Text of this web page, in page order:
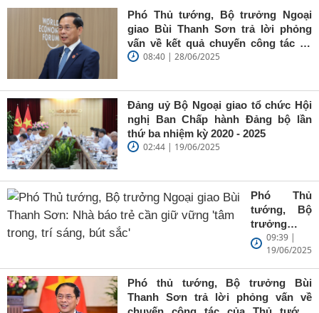
Phó Thủ tướng, Bộ trưởng Ngoại
giao Bùi Thanh Sơn trả lời phỏng
vấn về kết quả chuyến công tác tại
Trung Quốc của Thủ tướng Chính
08:40 | 28/06/2025
Đảng uỷ Bộ Ngoại giao tổ chức Hội
nghị Ban Chấp hành Đảng bộ lần
thứ ba nhiệm kỳ 2020 - 2025
02:44 | 19/06/2025
Phó Thủ
tướng, Bộ
trưởng
Ngoại giao
Bùi Thanh
Sơn: Nhà
báo trẻ cần
giữ vững
'tâm trong,
09:39 |
19/06/2025
Phó thủ tướng, Bộ trưởng Bùi
Thanh Sơn trả lời phỏng vấn về